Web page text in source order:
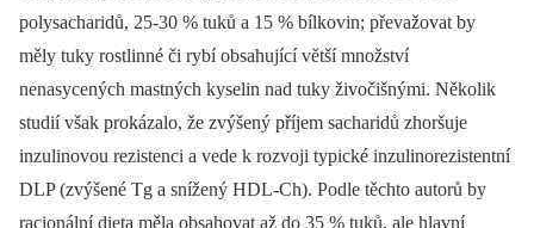
polysacharidů, 25-30 % tuků a 15 % bílkovin; převažovat by
měly tuky rostlinné či rybí obsahující větší množství
nenasycených mastných kyselin nad tuky živočišnými. Několik
studií však prokázalo, že zvýšený příjem sacharidů zhoršuje
inzulinovou rezistenci a vede k rozvoji typické inzulinorezistentní
DLP (zvýšené Tg a snížený HDL-Ch). Podle těchto autorů by
racionální dieta měla obsahovat až do 35 % tuků, ale hlavní